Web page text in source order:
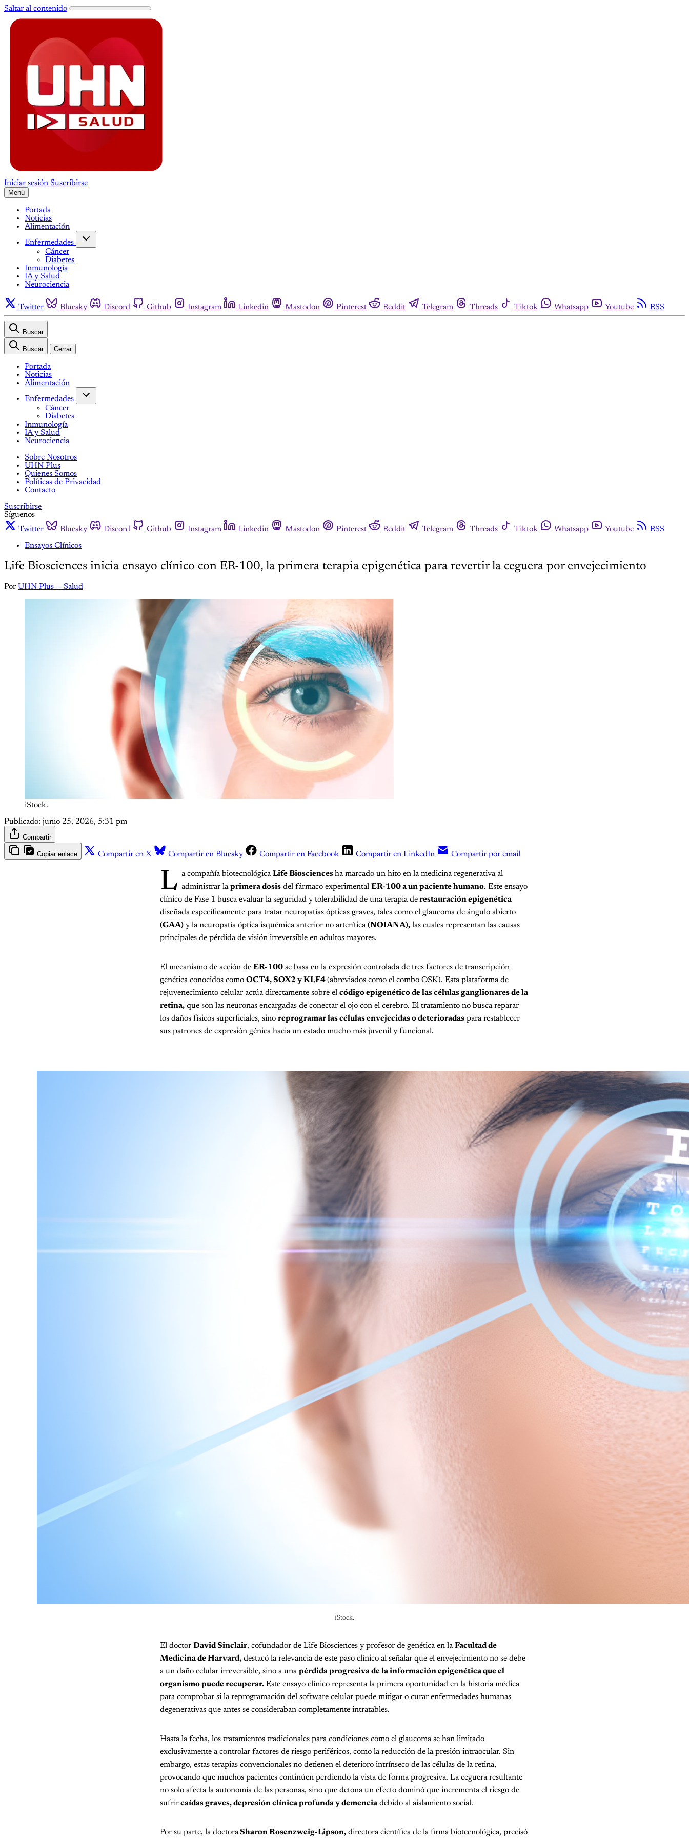
Saltar al contenido
Iniciar sesión Suscribirse
Menú
Portada
Noticias
Alimentación
Enfermedades
Cáncer
Diabetes
Inmunología
IA y Salud
Neurociencia
Twitter Bluesky Discord Github Instagram Linkedin Mastodon Pinterest Reddit Telegram Threads Tiktok Whatsapp Youtube RSS
Buscar
Buscar Cerrar
Portada
Noticias
Alimentación
Enfermedades
Cáncer
Diabetes
Inmunología
IA y Salud
Neurociencia
Sobre Nosotros
UHN Plus
Quienes Somos
Políticas de Privacidad
Contacto
Suscribirse
Síguenos
Twitter
Bluesky Discord Github Instagram Linkedin Mastodon Pinterest Reddit Telegram Threads Tiktok Whatsapp Youtube
RSS
Ensayos Clínicos
Life Biosciences inicia ensayo clínico con ER-100, la primera terapia epigenética para revertir la ceguera por envejecimiento
Por UHN Plus — Salud
iStock.
Publicado: junio 25, 2026, 5:31 pm
Compartir
Copiar enlace Compartir en X Compartir en Bluesky Compartir en Facebook Compartir en LinkedIn Compartir por email
L a compañía biotecnológicaLife Biosciencesha marcado un hito en la medicina regenerativa al
administrar laprimera dosis del fármaco experimental ER-100 a un paciente humano. Este ensayo
clínico de Fase 1 busca evaluar la seguridad y tolerabilidad de una terapia derestauración epigenética
diseñada específicamente para tratar neuropatías ópticas graves, tales como el glaucoma de ángulo abierto
(GAA) y la neuropatía óptica isquémica anterior no arterítica(NOIANA), las cuales representan las causas
principales de pérdida de visión irreversible en adultos mayores.
El mecanismo de acción de ER-100 se basa en la expresión controlada de tres factores de transcripción
genética conocidos como OCT4, SOX2 y KLF4(abreviados como el combo OSK). Esta plataforma de
rejuvenecimiento celular actúa directamente sobre el código epigenético de las células ganglionares de la
retina, que son las neuronas encargadas de conectar el ojo con el cerebro. El tratamiento no busca reparar
los daños físicos superficiales, sino reprogramar las células envejecidas o deterioradas para restablecer
sus patrones de expresión génica hacia un estado mucho más juvenil y funcional.
iStock.
El doctor David Sinclair, cofundador de Life Biosciences y profesor de genética en laFacultad de
Medicina de Harvard, destacó la relevancia de este paso clínico al señalar que el envejecimiento no se debe
a un daño celular irreversible, sino a unapérdida progresiva de la información epigenética que el
organismo puede recuperar. Este ensayo clínico representa la primera oportunidad en la historia médica
para comprobar si la reprogramación del software celular puede mitigar o curar enfermedades humanas
degenerativas que antes se consideraban completamente intratables.
Hasta la fecha, los tratamientos tradicionales para condiciones como el glaucoma se han limitado
exclusivamente a controlar factores de riesgo periféricos, como la reducción de la presión intraocular. Sin
embargo, estas terapias convencionales no detienen el deterioro intrínseco de las células de la retina,
provocando que muchos pacientes continúen perdiendo la vista de forma progresiva. La ceguera resultante
no solo afecta la autonomía de las personas, sino que detona un efecto dominó que incrementa el riesgo de
sufrircaídas graves, depresión clínica profunda y demencia debido al aislamiento social.
Por su parte, la doctoraSharon Rosenzweig-Lipson, directora científica de la firma biotecnológica, precisó